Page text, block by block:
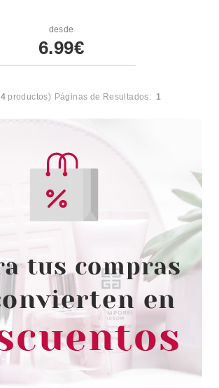
desde
6.99€
4productos) Páginas de Resultados: 1